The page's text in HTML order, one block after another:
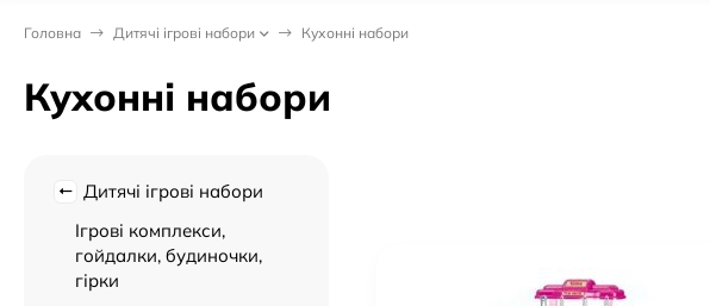
Головна Дитячі ігрові набори Кухонні набори
Кухонні набори
Дитячі ігрові набори
Ігрові комплекси,
гойдалки, будиночки,
гірки